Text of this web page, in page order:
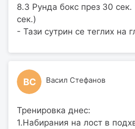
8.3 Рунда бокс през 30
сек.)
- Тази сутрин се теглих на
ВС Васил Стефанов
Тренировка днес:
1.Набирания на лост в